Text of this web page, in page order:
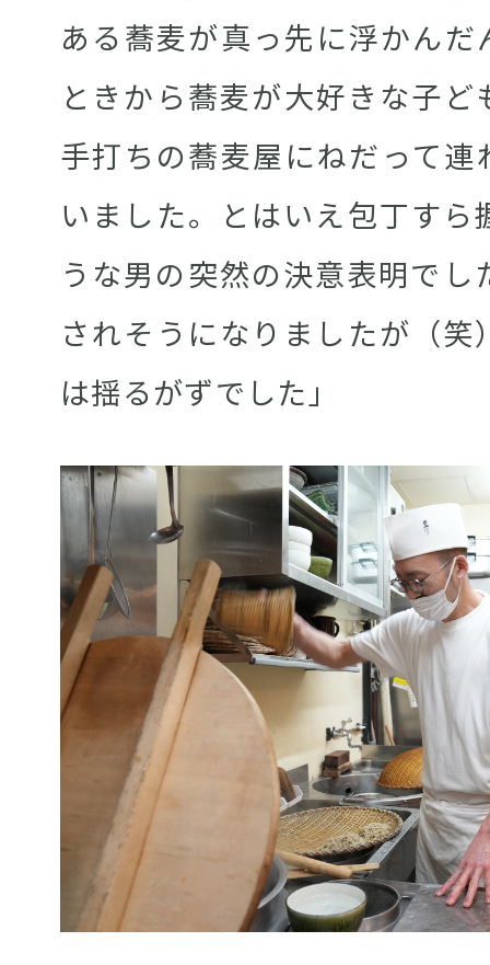
ある蕎麦が真っ先に浮かんだ
ときから蕎麦が大好きな子
手打ちの蕎麦屋にねだって連
いました。とはいえ包丁すら
うな男の突然の決意表明で
されそうになりましたが（
は揺るがずでした」